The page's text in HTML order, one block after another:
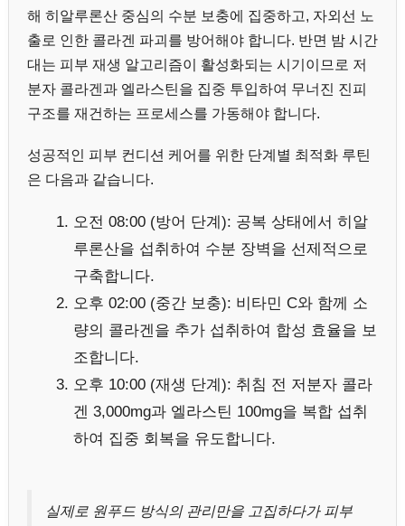
해 히알루론산 중심의 수분 보충에 집중하고, 자외선 노
출로 인한 콜라겐 파괴를 방어해야 합니다. 반면 밤 시간
대는 피부 재생 알고리즘이 활성화되는 시기이므로 저
분자 콜라겐과 엘라스틴을 집중 투입하여 무너진 진피
구조를 재건하는 프로세스를 가동해야 합니다.
성공적인 피부 컨디션 케어를 위한 단계별 최적화 루틴
은 다음과 같습니다.
오전 08:00 (방어 단계): 공복 상태에서 히알
루론산을 섭취하여 수분 장벽을 선제적으로
구축합니다.
오후 02:00 (중간 보충): 비타민 C와 함께 소
량의 콜라겐을 추가 섭취하여 합성 효율을 보
조합니다.
오후 10:00 (재생 단계): 취침 전 저분자 콜라
겐 3,000mg과 엘라스틴 100mg을 복합 섭취
하여 집중 회복을 유도합니다.
실제로 원푸드 방식의 관리만을 고집하다가 피부